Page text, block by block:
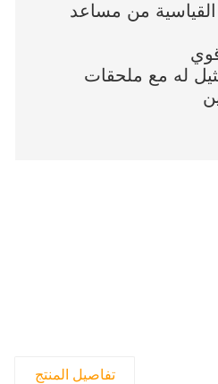
من مساعد
له مع ملحقات
تفاصيل المنتج